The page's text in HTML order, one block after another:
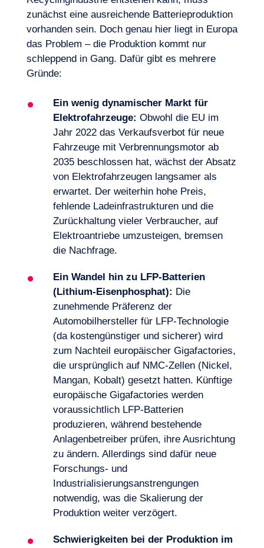
Lust, an Bord zu gehen?
Logbuch
zunächst eine ausreichende Batterieproduktion
vorhanden sein. Doch genau hier liegt in Europa
das Problem – die Produktion kommt nur
schleppend in Gang. Dafür gibt es mehrere
Gründe:
Ein wenig dynamischer Markt für
Elektrofahrzeuge: Obwohl die EU im
Jahr 2022 das Verkaufsverbot für neue
Fahrzeuge mit Verbrennungsmotor ab
2035 beschlossen hat, wächst der Absatz
von Elektrofahrzeugen langsamer als
erwartet. Der weiterhin hohe Preis,
fehlende Ladeinfrastrukturen und die
Zurückhaltung vieler Verbraucher, auf
Elektroantriebe umzusteigen, bremsen
die Nachfrage.
Ein Wandel hin zu LFP-Batterien
(Lithium-Eisenphosphat): Die
zunehmende Präferenz der
Automobilhersteller für LFP-Technologie
(da kostengünstiger und sicherer) wird
zum Nachteil europäischer Gigafactories,
die ursprünglich auf NMC-Zellen (Nickel,
Mangan, Kobalt) gesetzt hatten. Künftige
europäische Gigafactories werden
voraussichtlich LFP-Batterien
produzieren, während bestehende
Anlagenbetreiber prüfen, ihre Ausrichtung
zu ändern. Allerdings sind dafür neue
Forschungs- und
Industrialisierungsanstrengungen
notwendig, was die Skalierung der
Produktion weiter verzögert.
Schwierigkeiten bei der Produktion im